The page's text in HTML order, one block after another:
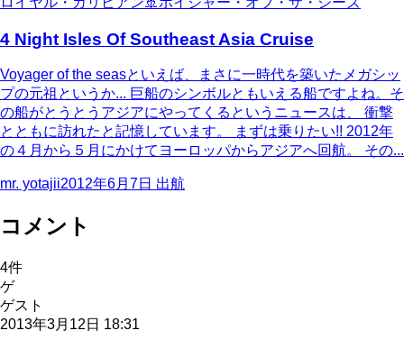
4 Night Isles Of Southeast Asia Cruise
Voyager of the seasといえば、まさに一時代を築いたメガシッ
プの元祖というか... 巨船のシンボルともいえる船ですよね。そ
の船がとうとうアジアにやってくるというニュースは、 衝撃
とともに訪れたと記憶しています。 まずは乗りたい!! 2012年
の４月から５月にかけてヨーロッパからアジアへ回航。 その...
mr. yotajii2012年6月7日 出航
コメント
4件
ゲ
ゲスト
2013年3月12日 18:31